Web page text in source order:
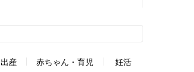
産 赤ちゃん・育児 妊活